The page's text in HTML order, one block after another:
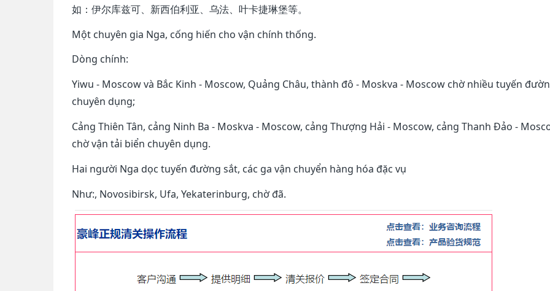
如：伊尔库兹可、新西伯利亚、乌法、叶卡捷琳堡等。
Một chuyên gia Nga, cống hiến cho vận chính thống.
Dòng chính:
Yiwu - Moscow và Bắc Kinh - Moscow, Quảng Châu, thành đô - Moskva - Moscow chờ nhiều tuyến
chuyên dụng;
Cảng Thiên Tân, cảng Ninh Ba - Moskva - Moscow, cảng Thượng Hải - Moscow, cảng Thanh Đảo -
chờ vận tải biển chuyên dụng.
Hai người Nga dọc tuyến đường sắt, các ga vận chuyển hàng hóa đặc vụ
Như:, Novosibirsk, Ufa, Yekaterinburg, chờ đã.